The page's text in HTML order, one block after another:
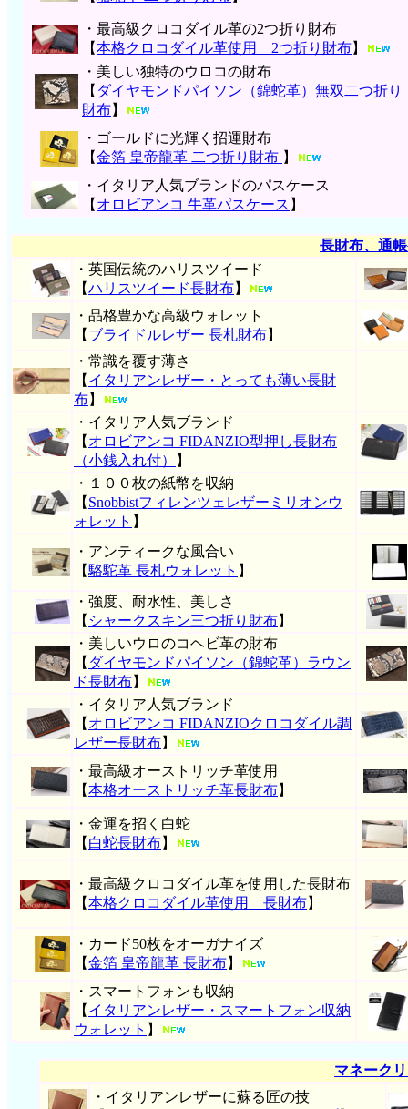
・最高級クロコダイル革の2つ折り財布
【本格クロコダイル革使用 2つ折り財布】
・美しい独特のウロコの財布
【 ダイヤモンドパイソン（錦蛇革）無双二つ折り
財布】
・ゴールドに光輝く招運財布
【金箔 皇帝龍革 二つ折り財布 】
・イタリア人気ブランドのパスケース
【 オロビアンコ 牛革パスケース 】
長財布、通
・英国伝統のハリスツイード
【ハリスツイード長財布】
・品格豊かな高級ウォレット
【 ブライドルレザー 長札財布】
・常識を覆す薄さ
【 イタリアンレザー・とっても薄い長財
布】
・イタリア人気ブランド
【 オロビアンコ FIDANZIO型押し長財布
（小銭入れ付）
】
・１００枚の紙幣を収納
【 Snobbistフィレンツェレザーミリオンウ
ォレット 】
・アンティークな風合い
【駱駝革 長札ウォレット 】
・強度、耐水性、美しさ
【 シャークスキン三つ折り財布】
・美しいウロのコヘビ革の財布
【 ダイヤモンドパイソン（錦蛇革）ラウン
ド長財布】
・イタリア人気ブランド
【 オロビアンコ FIDANZIOクロコダイル調
レザー長財布】
・最高級オーストリッチ革使用
【本格オーストリッチ革長財布】
・金運を招く白蛇
【 白蛇長財布】
・最高級クロコダイル革を使用した長財布
【本格クロコダイル革使用 長財布】
・カード50枚をオーガナイズ
【金箔 皇帝龍革 長財布】
・スマートフォンも収納
【 イタリアンレザー・スマートフォン収納
ウォレット 】
マネーク
・イタリアンレザーに蘇る匠の技